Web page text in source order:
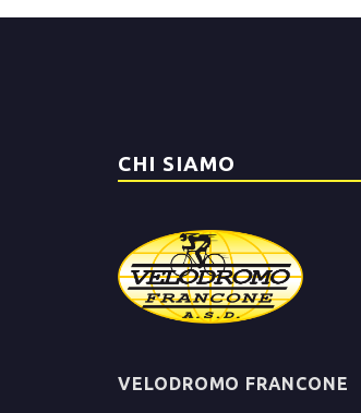
CHI SIAMO
VELODROMO FRANCONE